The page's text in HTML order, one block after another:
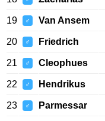
19 ♂ Van Ansem
20 ♂ Friedrich
21 ♂ Cleophues
22 ♂ Hendrikus
23 ♂ Parmessar